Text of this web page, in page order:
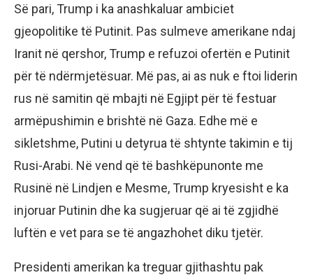
Së pari, Trump i ka anashkaluar ambiciet
gjeopolitike të Putinit. Pas sulmeve amerikane ndaj
Iranit në qershor, Trump e refuzoi ofertën e Putinit
për të ndërmjetësuar. Më pas, ai as nuk e ftoi liderin
rus në samitin që mbajti në Egjipt për të festuar
armëpushimin e brishtë në Gaza. Edhe më e
sikletshme, Putini u detyrua të shtynte takimin e tij
Rusi-Arabi. Në vend që të bashkëpunonte me
Rusinë në Lindjen e Mesme, Trump kryesisht e ka
injoruar Putinin dhe ka sugjeruar që ai të zgjidhë
luftën e vet para se të angazhohet diku tjetër.
Presidenti amerikan ka treguar gjithashtu pak